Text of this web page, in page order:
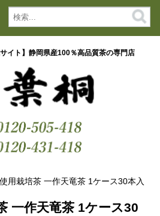
イト】静岡県産100％高品質茶の専門店
用栽培茶 一作天竜茶 1ケース30本入
一作天竜茶 1ケース30